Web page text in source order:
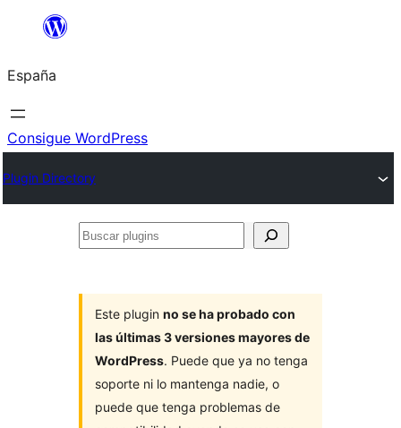
Saltar
contenido
España
Consigue WordPress
Plugin Directory
Buscar
Este plugin no se ha probado con
las últimas 3 versiones mayores de
WordPress. Puede que ya no tenga
soporte ni lo mantenga nadie, o
puede que tenga problemas de